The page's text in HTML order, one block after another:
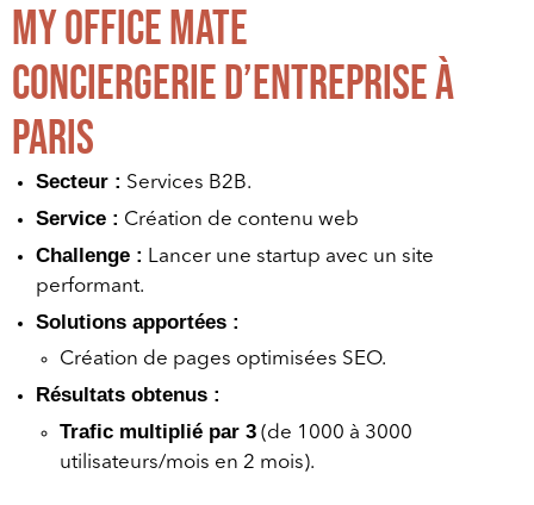
My Office Mate
Conciergerie d’entreprise à
Paris
Secteur : Services B2B.
Service : Création de contenu web
Challenge : Lancer une startup avec un site
performant.
Solutions apportées :
Création de pages optimisées SEO.
Résultats obtenus :
Trafic multiplié par 3 (de 1000 à 3000
utilisateurs/mois en 2 mois).